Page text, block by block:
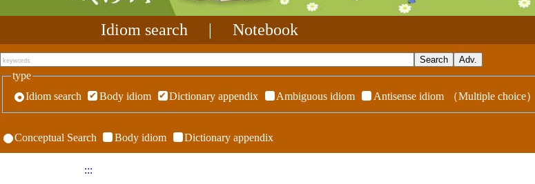
Idiom search Notebook
type
Idiom search
Body idiom Dictionary appendix Ambiguous idiom Antisense idiom （Multiple choice）
Conceptual Search Body idiom Dictionary appendix
:::